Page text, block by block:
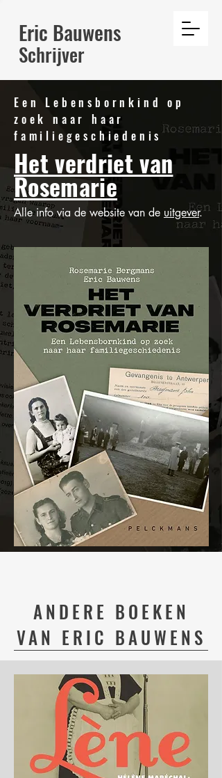
Eric Bauwens
Schrijver
Een Lebensbornkind op
zoek naar haar
familiegeschiedenis
Het verdriet van
Rosemarie
Alle info via de website van de uitgever.
ANDERE BOEKEN
VAN ERIC BAUWENS